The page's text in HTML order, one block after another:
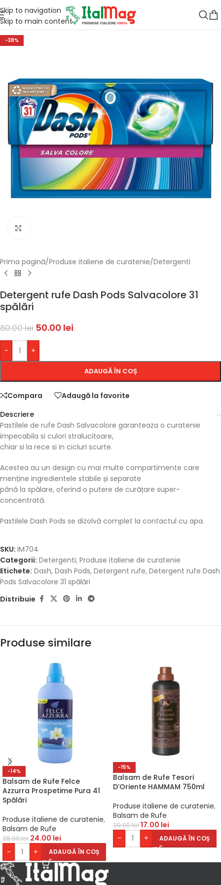
Skip to navigation
Skip to main content
-38%
Prima pagină/Produse italiene de curatenie/Detergenti
Detergent rufe Dash Pods Salvacolore 31
spălări
80.00lei 50.00 lei
- +
ADAUGĂ ÎN COȘ
Compara
Adaugă la favorite
Descriere
Pastilele de rufe Dash Salvacolore garanteaza o curatenie
impecabila si culori stralucitoare,
chiar si la rece si in cicluri scurte.
Acestea au un design cu mai multe compartimente care
menține ingredientele stabile și separate
până la spălare, oferind o putere de curățare super-
concentrată.
Pastilele Dash Pods se dizolvă complet la contactul cu apa.
SKU: IM704
Categorii: Detergenti, Produse italiene de curatenie
Etichete: Dash, Dash Pods, Detergent rufe, Detergent rufe Dash
Pods Salvacolore 31 spălări
Distribuie
Produse similare
-14%
Balsam de Rufe Felce
Azzurra Prospetime Pura 41
Spălări
Produse italiene de curatenie,
Balsam de Rufe
28.00lei 24.00 lei
-
+ ADAUGĂ ÎN COȘ
-15%
Balsam de Rufe Tesori
D’Oriente HAMMAM 750ml
Produse italiene de curatenie,
Balsam de Rufe
20.00lei17.00 lei
-
+ ADAUGĂ ÎN COȘ